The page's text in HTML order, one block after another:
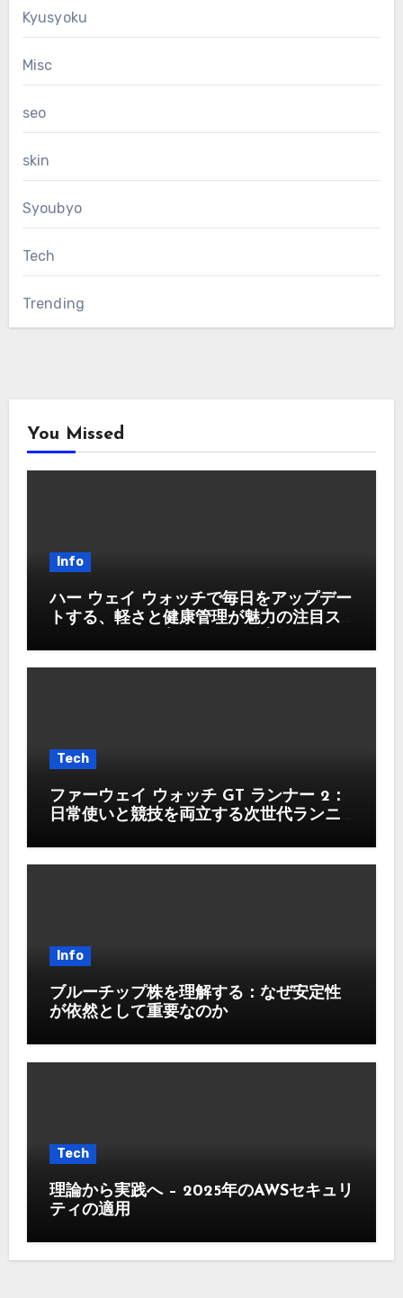
Kyusyoku
Misc
seo
skin
Syoubyo
Tech
Trending
You Missed
Info
ハー ウェイ ウォッチで毎日をアップデー
トする、軽さと健康管理が魅力の注目ス
Tech
ファーウェイ ウォッチ GT ランナー 2：
日常使いと競技を両立する次世代ランニ
Info
ブルーチップ株を理解する：なぜ安定性
が依然として重要なのか
Tech
理論から実践へ – 2025年のAWSセキュリ
ティの適用